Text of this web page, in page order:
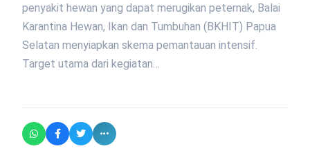
penyakit hewan yang dapat merugikan peternak, Balai
Karantina Hewan, Ikan dan Tumbuhan (BKHIT) Papua
Selatan menyiapkan skema pemantauan intensif.
Target utama dari kegiatan…